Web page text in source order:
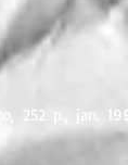
252 p., jan.